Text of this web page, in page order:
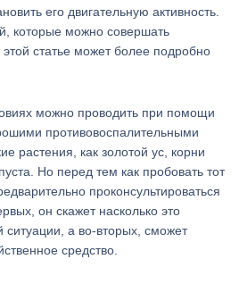
его двигательную активность.
которые можно совершать
статье может более подробно
можно проводить при помощи
противовоспалительными
растения, как золотой ус, корни
Но перед тем как пробовать тот
проконсультироваться
он скажет насколько это
ситуации, а во-вторых, сможет
средство.